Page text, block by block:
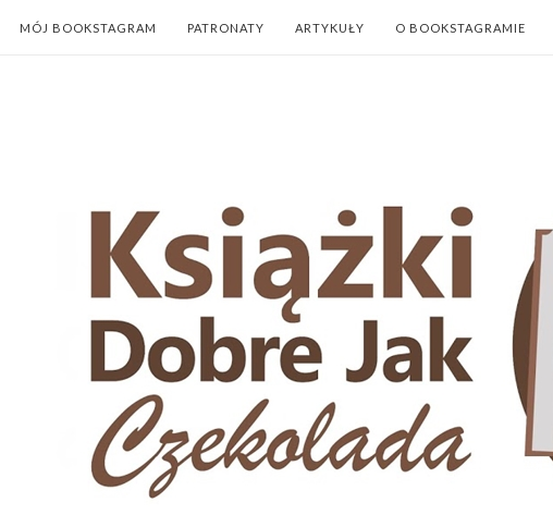
MÓJ BOOKSTAGRAM PATRONATY ARTYKUŁY O BOOKSTAGRAMIE